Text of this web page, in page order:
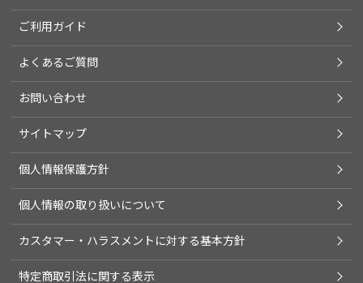
ご利用ガイド
よくあるご質問
お問い合わせ
サイトマップ
個人情報保護方針
個人情報の取り扱いについて
カスタマー・ハラスメントに対する基本方針
特定商取引法に関する表示